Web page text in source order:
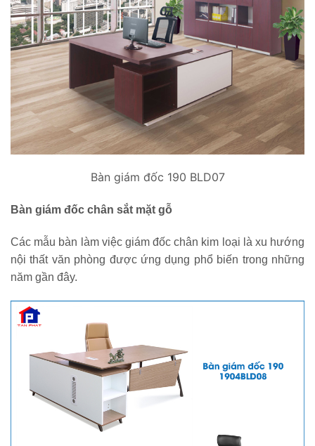
Bàn giám đốc 190 BLD07
Bàn giám đốc chân sắt mặt gỗ
Các mẫu bàn làm việc giám đốc chân kim loại là xu hướng
nội thất văn phòng được ứng dụng phổ biến trong những
năm gần đây.